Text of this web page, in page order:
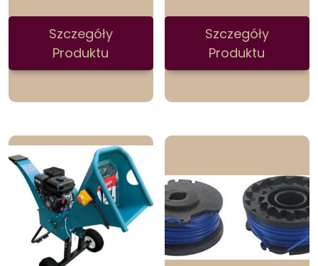
Szczegóły
Produktu
Szczegóły
Produktu